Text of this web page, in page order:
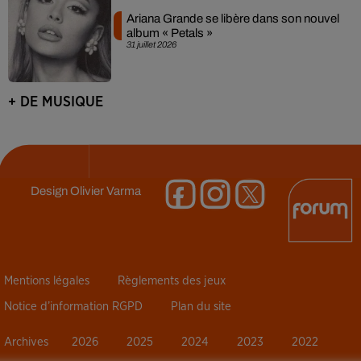
31 juillet 2026
Ariana Grande se libère dans son nouvel
album « Petals »
+ DE MUSIQUE
DesignOlivier Varma
Mentions légales Règlements des jeux
Notice d’information RGPD Plan du site
Archives 2026 2025 2024 2023 2022